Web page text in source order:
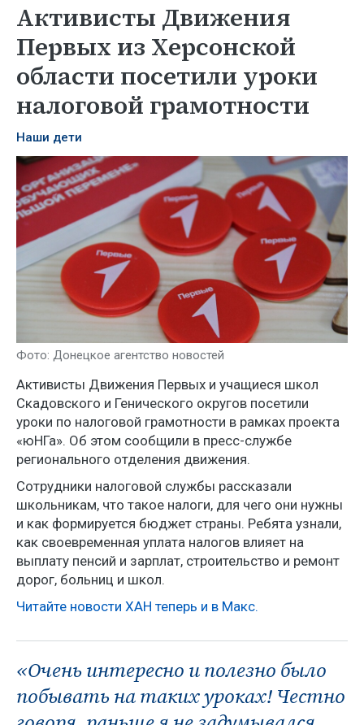
Активисты Движения
Первых из Херсонской
области посетили уроки
налоговой грамотности
Наши дети
Фото: Донецкое агентство новостей
Активисты Движения Первых и учащиеся школ
Скадовского и Генического округов посетили
уроки по налоговой грамотности в рамках проекта
«юНГа». Об этом сообщили в пресс-службе
регионального отделения движения.
Сотрудники налоговой службы рассказали
школьникам, что такое налоги, для чего они нужны
и как формируется бюджет страны. Ребята узнали,
как своевременная уплата налогов влияет на
выплату пенсий и зарплат, строительство и ремонт
дорог, больниц и школ.
Читайте новости ХАН теперь и в Макс.
«Очень интересно и полезно было
побывать на таких уроках! Честно